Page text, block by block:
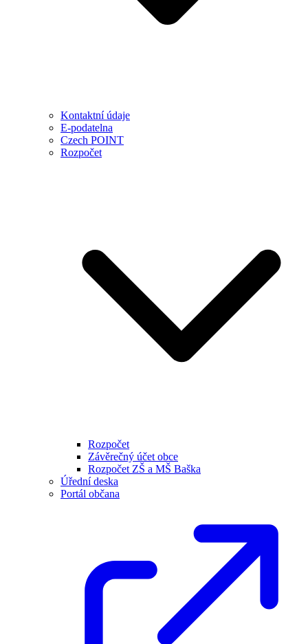
Kontaktní údaje
E-podatelna
Czech POINT
Rozpočet
Rozpočet
Závěrečný účet obce
Rozpočet ZŠ a MŠ Baška
Úřední deska
Portál občana